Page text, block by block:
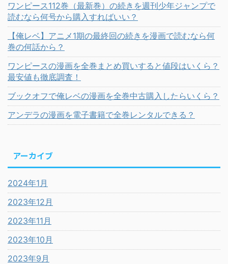
ワンピース112巻（最新巻）の続きを週刊少年ジャンプで
読むなら何号から購入すればいい？
【俺レベ】アニメ1期の最終回の続きを漫画で読むなら何
巻の何話から？
ワンピースの漫画を全巻まとめ買いすると値段はいくら？
最安値も徹底調査！
ブックオフで俺レベの漫画を全巻中古購入したらいくら？
アンデラの漫画を電子書籍で全巻レンタルできる？
アーカイブ
2024年1月
2023年12月
2023年11月
2023年10月
2023年9月